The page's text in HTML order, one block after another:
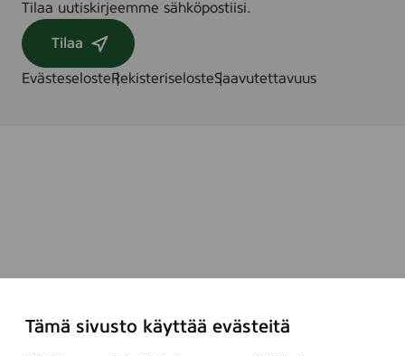
Tämä sivusto käyttää evästeitä
Tilaa uutiskirjeemme sähköpostiisi.
Tilaa
EvästeselosteRekisteriselosteSaavutettavuus